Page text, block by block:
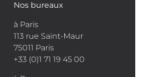
Nos bureaux
à Paris
113 rue Saint-Maur
75011 Paris
+33 (0)1 71 19 45 00